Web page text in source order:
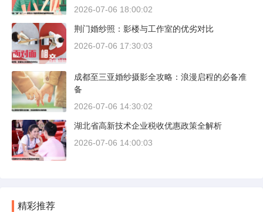
2026-07-06 18:00:02
荆门婚纱照：影楼与工作室的优劣对比
2026-07-06 17:30:03
成都至三亚婚纱摄影全攻略：浪漫启程的必备准
备
2026-07-06 14:30:02
湖北省高新技术企业税收优惠政策全解析
2026-07-06 14:00:03
精彩推荐